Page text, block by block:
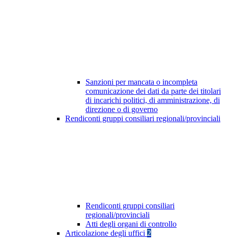
Sanzioni per mancata o incompleta
comunicazione dei dati da parte dei titolari
di incarichi politici, di amministrazione, di
direzione o di governo
Rendiconti gruppi consiliari regionali/provinciali
Rendiconti gruppi consiliari
regionali/provinciali
Atti degli organi di controllo
Articolazione degli uffici 2